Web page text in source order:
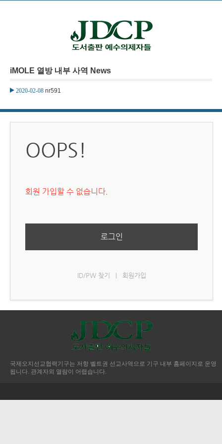
iMOLE 열방 내부 사역 News
2020-02-08 nr591
OOPS!
회원 가입할 수 없습니다.
로그인
ID/PW 찾기 회원가입
국제오지선교협력기구는 저항 벨트권 선교사역으로 기구 내부 홈페이지로 운영
됩니다. 관계자외 열람이 어렵습니다.